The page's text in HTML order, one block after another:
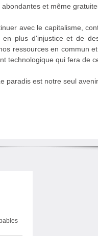
et même
avec le capitalisme,
plus d'injustice et de
ressources en commun
technologique qui fera de
paradis est notre seul